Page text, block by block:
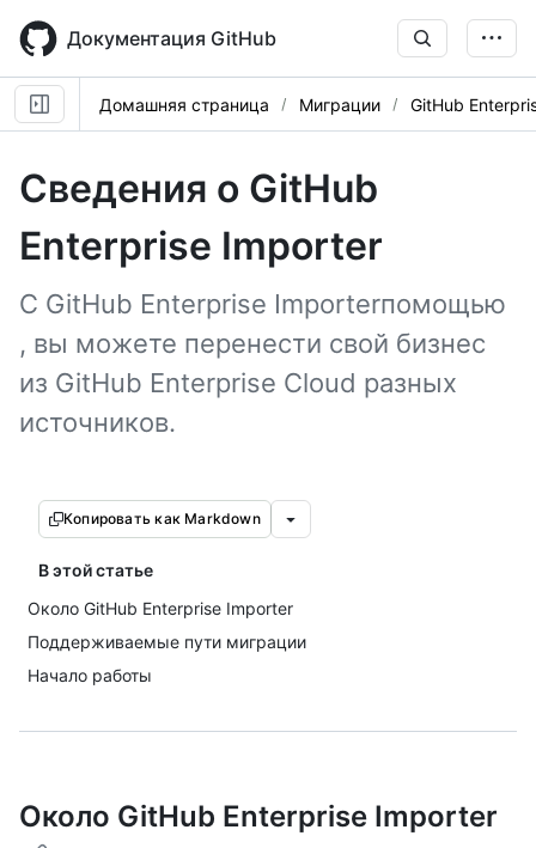
main
content
Документация GitHub
Домашняя страница Миграции GitHub
Сведения о GitHub
Enterprise Importer
С GitHub Enterprise Importerпомощью
, вы можете перенести свой бизнес
из GitHub Enterprise Cloud разных
источников.
Копировать как Markdown
В этой статье
Около GitHub Enterprise Importer
Поддерживаемые пути миграции
Начало работы
Около GitHub Enterprise Importer